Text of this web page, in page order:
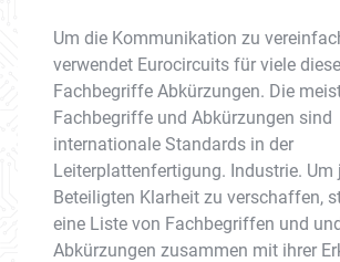
Um die Kommunikation zu
verwendet Eurocircuits für viele
Fachbegriffe Abkürzungen. Die
Fachbegriffe und Abkürzungen sind
internationale Standards in der
Leiterplattenfertigung. Industrie. Um
Beteiligten Klarheit zu verschaffen,
eine Liste von Fachbegriffen und
Abkürzungen zusammen mit ihrer